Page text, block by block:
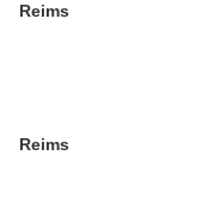
Reims
Reims